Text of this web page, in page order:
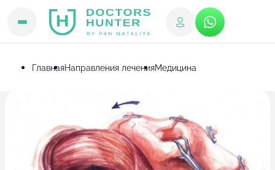
ГлавнаяНаправления леченияМедицина